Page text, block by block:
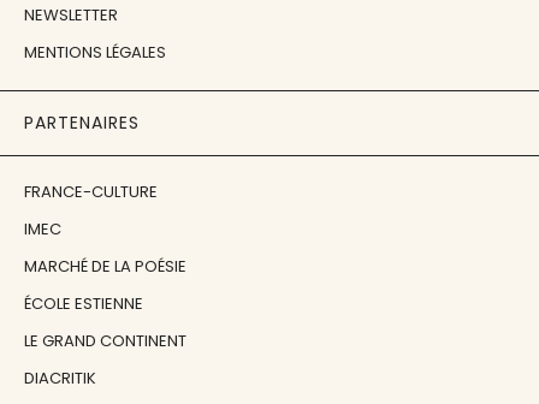
NEWSLETTER
MENTIONS LÉGALES
PARTENAIRES
FRANCE-CULTURE
IMEC
MARCHÉ DE LA POÉSIE
ÉCOLE ESTIENNE
LE GRAND CONTINENT
DIACRITIK